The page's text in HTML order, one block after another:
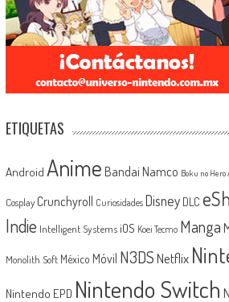
ETIQUETAS
Android Anime Bandai Namco Boku no Hero
Cosplay Crunchyroll Curiosidades Disney DLC
Indie Intelligent Systems iOS Koei Tecmo Manga
Monolith Soft México Móvil N3DSNetflix
Nintendo EPD Nintendo Switch